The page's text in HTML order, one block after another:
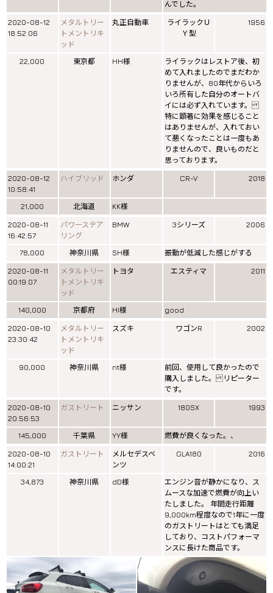
んでした。
2020-08-12
18:52:06
メタルトリー
トメントリキ
ッド
丸正自動車
ライラックＵ
Ｙ型
1956
22,000 東京都 HH様
ライラックはレストア後、初
めて入れましたのでまだわか
りませんが、80年代からいろ
いろ所有した自分のオートバ
イには必ず入れています。
特に顕著に効果を感じること
はありませんが、入れておい
て悪くなったことは一度もあ
りませんので、良いものだと
思っております。
2020-08-12
10:58:41
ハイブリッド ホンダ CR-V 2018
21,000 北海道
KK様
2020-08-11
16:42:57
パワーステア
リング
BMW 3シリーズ 2006
78,000 神奈川県 SH様
振動が低減した感じがする
2020-08-11
00:19:07
メタルトリー
トメントリキ
ッド
トヨタ エスティマ 2011
140,000 京都府 HI様
good
2020-08-10
23:30:42
メタルトリー
トメントリキ
ッド
スズキ ワゴンR 2002
90,000 神奈川県 nt様
前回、使用して良かったので
購入しました。 リピーター
です。
2020-08-10
20:56:53
ガストリート ニッサン 180SX 1993
145,000 千葉県 YY様
燃費が良くなった。、
2020-08-10
14:00:21
ガストリート
メルセデスベ
ンツ
GLA180 2016
34,873 神奈川県 dD様
エンジン音が静かになり、ス
ムースな加速で燃費が向上い
たしました。 年間走行距離
9,000km程度なので1年に一度
のガストリートはとても満足
しており、コストパフォーマ
ンスに長けた商品です。